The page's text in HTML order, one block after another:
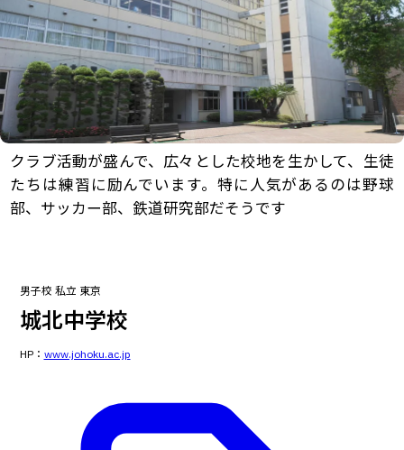
クラブ活動が盛んで、広々とした校地を生かして、生徒
たちは練習に励んでいます。特に人気があるのは野球
部、サッカー部、鉄道研究部だそうです
男子校 私立 東京
城北中学校
HP： www.johoku.ac.jp